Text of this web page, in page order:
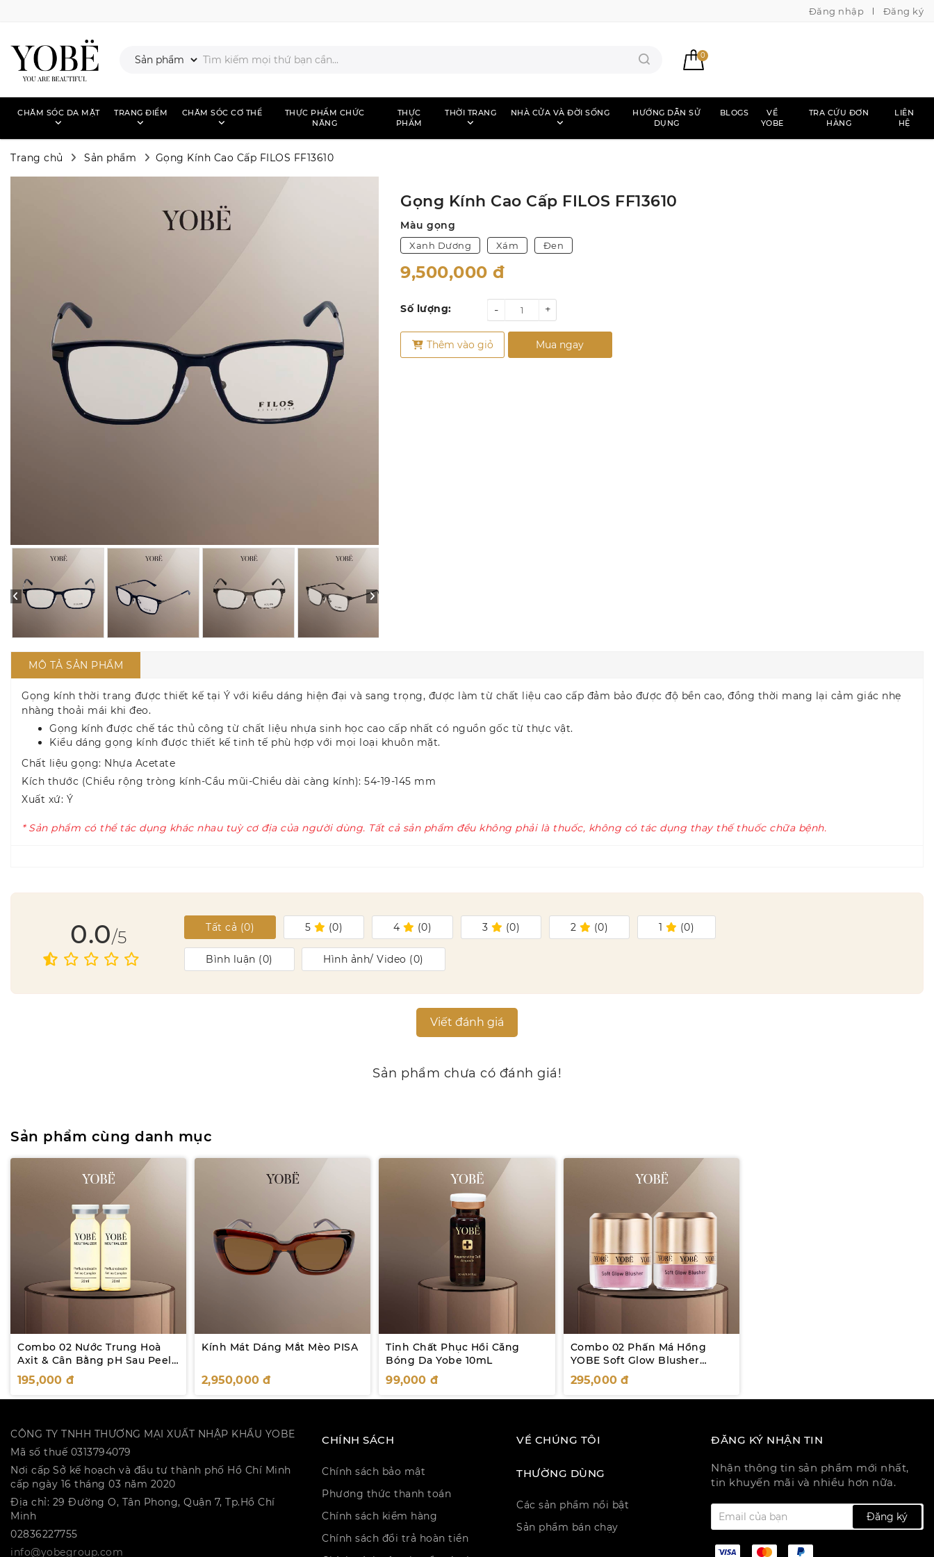
Đăng nhập Đăng ký
0
CHĂM SÓC DA MẶT TRANG ĐIỂM CHĂM SÓC CƠ THỂ
THỰC PHẨM CHỨC
NĂNG
THỰC
PHẨM
THỜI TRANG NHÀ CỬA VÀ ĐỜI SỐNG
HƯỚNG DẪN SỬ
DỤNG
BLOGS
VỀ
YOBE
TRA CỨU ĐƠN
HÀNG
LIÊN
HỆ
Trang chủ Sản phẩm Gọng Kính Cao Cấp FILOS FF13610
Gọng Kính Cao Cấp FILOS FF13610
Màu gọng
Xanh Dương Xám Đen
9,500,000 đ
Số lượng: +
-
Thêm vào giỏ Mua ngay
MÔ TẢ SẢN PHẨM
Gọng kính thời trang được thiết kế tại Ý với kiểu dáng hiện đại và sang trọng, được làm từ chất liệu cao cấp đảm bảo được độ bền cao, đồng thời mang lại cảm giác nhẹ
nhàng thoải mái khi đeo.
Gọng kính được chế tác thủ công từ chất liệu nhựa sinh học cao cấp nhất có nguồn gốc từ thực vật.
Kiểu dáng gọng kính được thiết kế tinh tế phù hợp với mọi loại khuôn mặt.
Chất liệu gọng: Nhựa Acetate
Kích thước (Chiều rộng tròng kính-Cầu mũi-Chiều dài càng kính): 54-19-145 mm
Xuất xứ: Ý
* Sản phẩm có thể tác dụng khác nhau tuỳ cơ địa của người dùng. Tất cả sản phẩm đều không phải là thuốc, không có tác dụng thay thế thuốc chữa bệnh.
0.0/5 Tất cả (0) 5 (0) 4 (0) 3 (0) 2 (0) 1 (0)
Bình luận (0) Hình ảnh/ Video (0)
Viết đánh giá
Sản phẩm chưa có đánh giá!
Sản phẩm cùng danh mục
Combo 02 Nước Trung Hoà
Axit & Cân Bằng pH Sau Peel
Da Yobe 20mL
195,000 đ
Kính Mát Dáng Mắt Mèo PISA
2,950,000đ
Tinh Chất Phục Hồi Căng
Bóng Da Yobe 10mL
99,000 đ
Combo 02 Phấn Má Hồng
YOBE Soft Glow Blusher
(#Màu Hồng Đất + #Màu Hồng
Anh Đào)
295,000đ
CÔNG TY TNHH THƯƠNG MẠI XUẤT NHẬP KHẨU YOBE
Mã số thuế 0313794079
Nơi cấp Sở kế hoạch và đầu tư thành phố Hồ Chí Minh
cấp ngày 16 tháng 03 năm 2020
Địa chỉ: 29 Đường O, Tân Phong, Quận 7, Tp.Hồ Chí
Minh
02836227755
info@yobegroup.com
CHÍNH SÁCH
Chính sách bảo mật
Phương thức thanh toán
Chính sách kiểm hàng
Chính sách đổi trả hoàn tiền
VỀ CHÚNG TÔI
THƯỜNG DÙNG
Các sản phẩm nổi bật
Sản phẩm bán chạy
ĐĂNG KÝ NHẬN TIN
Nhận thông tin sản phẩm mới nhất,
tin khuyến mãi và nhiều hơn nữa.
Đăng ký